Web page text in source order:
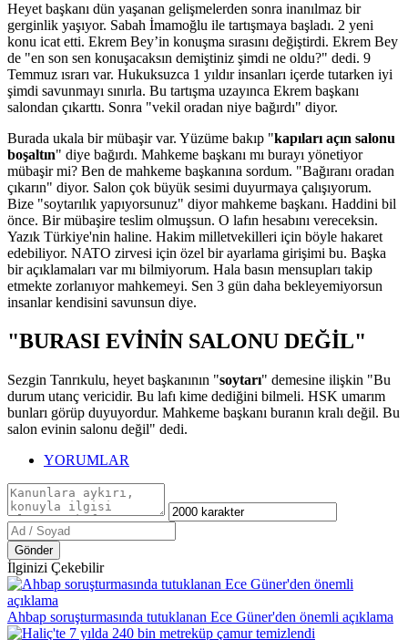
Heyet başkanı dün yaşanan gelişmelerden sonra inanılmaz bir
gerginlik yaşıyor. Sabah İmamoğlu ile tartışmaya başladı. 2 yeni
konu icat etti. Ekrem Bey’in konuşma sırasını değiştirdi. Ekrem Bey
de "en son sen konuşacaksın demiştiniz şimdi ne oldu?" dedi. 9
Temmuz ısrarı var. Hukuksuzca 1 yıldır insanları içerde tutarken iyi
şimdi savunmayı sınırla. Bu tartışma uzayınca Ekrem başkanı
salondan çıkarttı. Sonra "vekil oradan niye bağırdı" diyor.
Burada ukala bir mübaşir var. Yüzüme bakıp "kapıları açın salonu
boşaltın" diye bağırdı. Mahkeme başkanı mı burayı yönetiyor
mübaşir mi? Ben de mahkeme başkanına sordum. "Bağıranı oradan
çıkarın" diyor. Salon çok büyük sesimi duyurmaya çalışıyorum.
Bize "soytarılık yapıyorsunuz" diyor mahkeme başkanı. Haddini bil
önce. Bir mübaşire teslim olmuşsun. O lafın hesabını vereceksin.
Yazık Türkiye'nin haline. Hakim milletvekilleri için böyle hakaret
edebiliyor. NATO zirvesi için özel bir ayarlama girişimi bu. Başka
bir açıklamaları var mı bilmiyorum. Hala basın mensupları takip
etmekte zorlanıyor mahkemeyi. Sen 3 gün daha bekleyemiyorsun
insanlar kendisini savunsun diye.
"BURASI EVİNİN SALONU DEĞİL"
Sezgin Tanrıkulu, heyet başkanının "soytarı" demesine ilişkin "Bu
durum utanç vericidir. Bu lafı kime dediğini bilmeli. HSK umarım
bunları görüp duyuyordur. Mahkeme başkanı buranın kralı değil. Bu
salon evinin salonu değil" dedi.
YORUMLAR
Gönder
İlginizi Çekebilir
Ahbap soruşturmasında tutuklanan Ece Güner'den önemli açıklama